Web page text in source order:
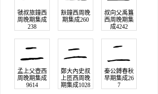
虢叔旅鐘西
周晚期集成
238
㝬鐘西周晚
期集成260
叔向父禹簋
西周晚期集
成4242
孟上父壺西
周晚期集成
9614
鄭大內史叔
上匜西周晚
期集成1028
秦公鎛春秋
早期集成26
7